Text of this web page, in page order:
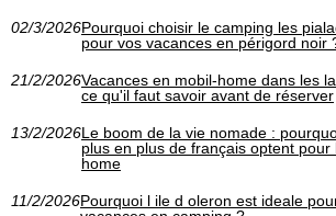
02/3/2026Pourquoi choisir le camping les
pour vos vacances en périgord noir
21/2/2026Vacances en mobil-home dans les
ce qu'il faut savoir avant de réserver
13/2/2026Le boom de la vie nomade :
plus en plus de français optent pour
home
11/2/2026Pourquoi l ile d oleron est ideale